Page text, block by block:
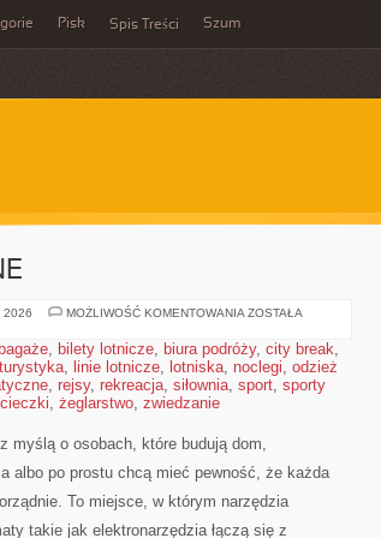
Pisk Spis Treści Szum
2026 MOŻLIWOŚĆ KOMENTOWANIA MASZYNY
ZOSTAŁA
bagaże, bilety lotnicze, biura podróży, city break,
, linie lotnicze, lotniska, noclegi, odzież
, rejsy, rekreacja, siłownia, sport, sporty
, żeglarstwo, zwiedzanie
myślą o osobach, które budują dom,
albo po prostu chcą mieć pewność, że każda
To miejsce, w którym narzędzia
takie jak elektronarzędzia łączą się z